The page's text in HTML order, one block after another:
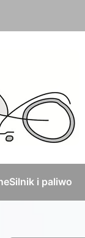
Silnik i paliwo